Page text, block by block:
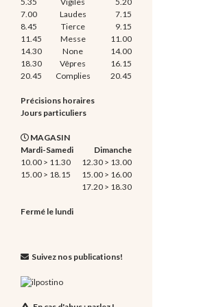
7.00
Laudes
7.15
8.45
Tierce
9.15
11.45
Messe
11.00
14.30
None
14.00
18.30
Vêpres
16.15
20.45
Complies 20.45
Précisions horaires
Jours particuliers
MAGASIN
Mardi-Samedi
Dimanche
10.00 > 11.30
12.30 > 13.00
15.00 > 18.15
15.00 > 16.00
17.20 > 18.30
Fermé le lundi
Suivez nos publications!